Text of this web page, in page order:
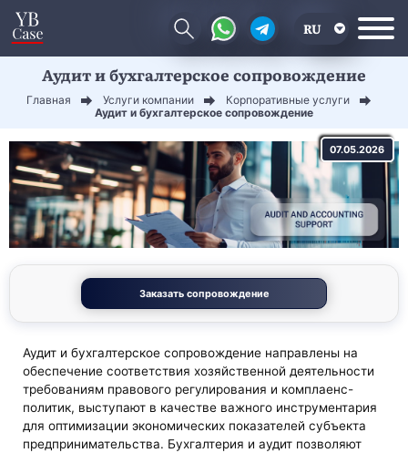
RU
EN
CN
Аудит и бухгалтерское сопровождение
Главная Услуги компании
Корпоративные услуги
Аудит и бухгалтерское сопровождение
07.05.2026
Заказать сопровождение
Аудит и бухгалтерское сопровождение направлены на
обеспечение соответствия хозяйственной деятельности
требованиям правового регулирования и комплаенс-
политик, выступают в качестве важного инструментария
для оптимизации экономических показателей субъекта
предпринимательства. Бухгалтерия и аудит позволяют